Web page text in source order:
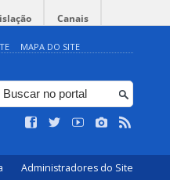
Canais
MAPA DO SITE
Administradores do Site